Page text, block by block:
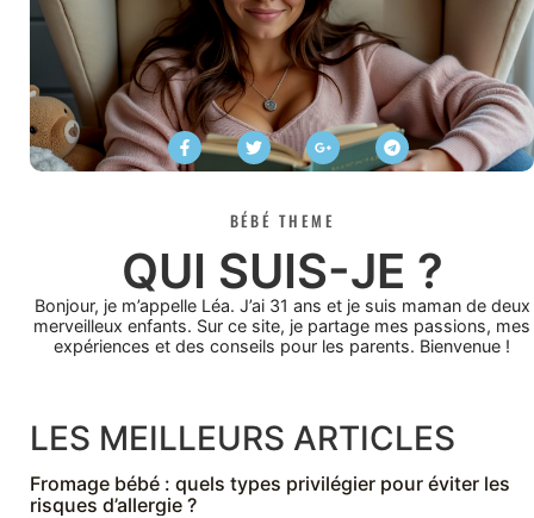
BÉBÉ THEME
QUI SUIS-JE ?
Bonjour, je m’appelle Léa. J’ai 31 ans et je suis maman de deux
merveilleux enfants. Sur ce site, je partage mes passions, mes
expériences et des conseils pour les parents. Bienvenue !
LES MEILLEURS ARTICLES
Fromage bébé : quels types privilégier pour éviter les
risques d’allergie ?